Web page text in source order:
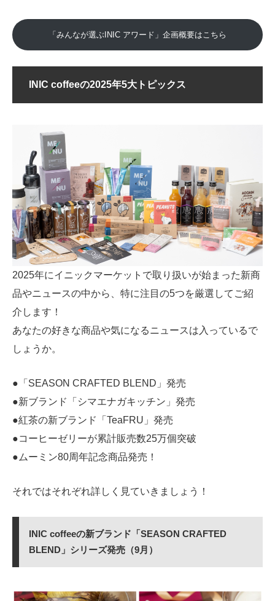
「みんなが選ぶINIC アワード」企画概要はこちら
INIC coffeeの2025年5大トピックス
2025年にイニックマーケットで取り扱いが始まった新商
品やニュースの中から、特に注目の5つを厳選してご紹
介します！
あなたの好きな商品や気になるニュースは入っているで
しょうか。
●「SEASON CRAFTED BLEND」発売
●新ブランド「シマエナガキッチン」発売
●紅茶の新ブランド「TeaFRU」発売
●コーヒーゼリーが累計販売数25万個突破
●ムーミン80周年記念商品発売！
それではそれぞれ詳しく見ていきましょう！
INIC coffeeの新ブランド「SEASON CRAFTED
BLEND」シリーズ発売（9月）